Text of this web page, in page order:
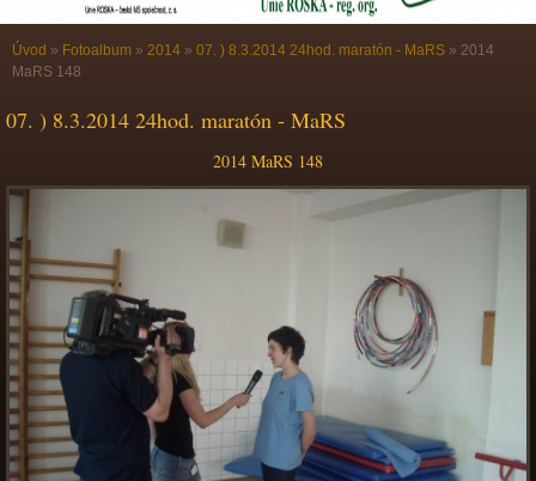
Úvod » Fotoalbum » 2014 » 07. ) 8.3.2014 24hod. maratón - MaRS » 2014
MaRS 148
07. ) 8.3.2014 24hod. maratón - MaRS
2014 MaRS 148